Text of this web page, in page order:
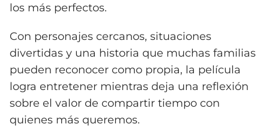
los más perfectos.
Con personajes cercanos, situaciones
divertidas y una historia que muchas familias
pueden reconocer como propia, la película
logra entretener mientras deja una reflexión
sobre el valor de compartir tiempo con
quienes más queremos.